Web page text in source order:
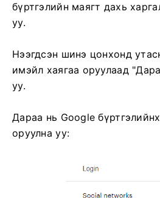
бүртгэлийн маягт дахь
уу.
Нээгдсэн шинэ цонхонд
имэйл хаягаа оруулаад
уу.
Дараа нь Google
оруулна уу: